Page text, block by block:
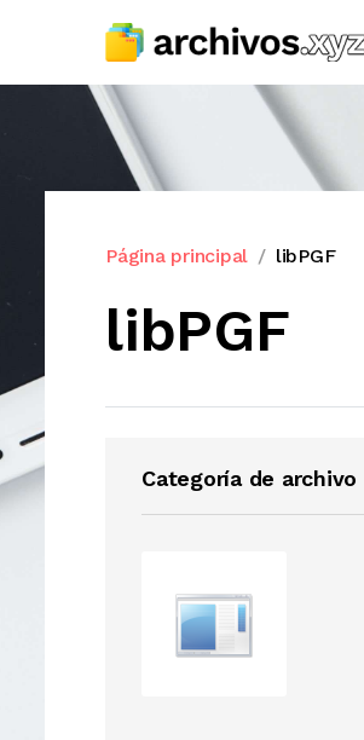
Página principal libPGF
libPGF
Categoría de archivo